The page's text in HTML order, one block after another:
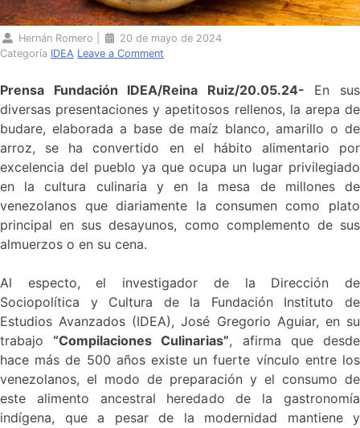
Hernán Romero
20 de mayo de 2024
Categoría IDEA Leave a Comment
Prensa Fundación IDEA/Reina Ruiz/20.05.24- En sus
diversas presentaciones y apetitosos rellenos, la arepa de
budare, elaborada a base de maíz blanco, amarillo o de
arroz, se ha convertido en el hábito alimentario por
excelencia del pueblo ya que ocupa un lugar privilegiado
en la cultura culinaria y en la mesa de millones de
venezolanos que diariamente la consumen como plato
principal en sus desayunos, como complemento de sus
almuerzos o en su cena.
Al especto, el investigador de la Dirección de
Sociopolítica y Cultura de la Fundación Instituto de
Estudios Avanzados (IDEA), José Gregorio Aguiar, en su
trabajo “Compilaciones Culinarias”, afirma que desde
hace más de 500 años existe un fuerte vínculo entre los
venezolanos, el modo de preparación y el consumo de
este alimento ancestral heredado de la gastronomía
indígena, que a pesar de la modernidad mantiene y